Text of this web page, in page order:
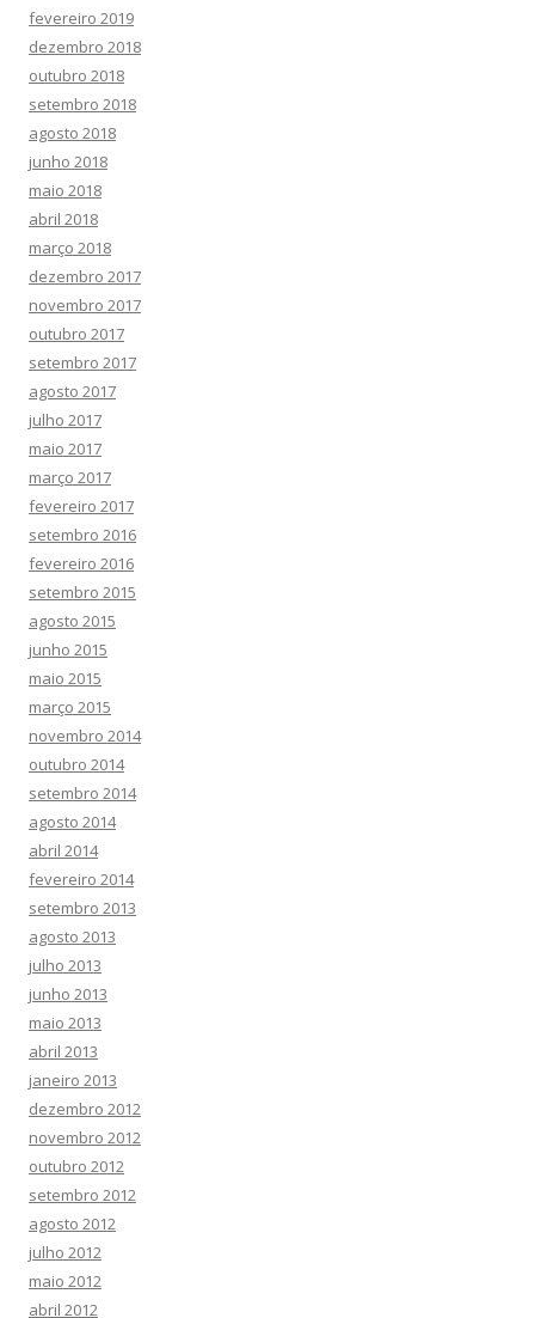
fevereiro 2019
dezembro 2018
outubro 2018
setembro 2018
agosto 2018
junho 2018
maio 2018
abril 2018
março 2018
dezembro 2017
novembro 2017
outubro 2017
setembro 2017
agosto 2017
julho 2017
maio 2017
março 2017
fevereiro 2017
setembro 2016
fevereiro 2016
setembro 2015
agosto 2015
junho 2015
maio 2015
março 2015
novembro 2014
outubro 2014
setembro 2014
agosto 2014
abril 2014
fevereiro 2014
setembro 2013
agosto 2013
julho 2013
junho 2013
maio 2013
abril 2013
janeiro 2013
dezembro 2012
novembro 2012
outubro 2012
setembro 2012
agosto 2012
julho 2012
maio 2012
abril 2012